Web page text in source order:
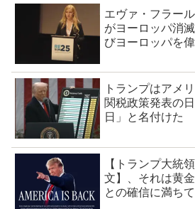
エヴァ・フラー
がヨーロッパ消
びヨーロッパを
トランプはアメ
関税政策発表の
日」と名付けた
【トランプ大統
文】、それは黄
との確信に満ち